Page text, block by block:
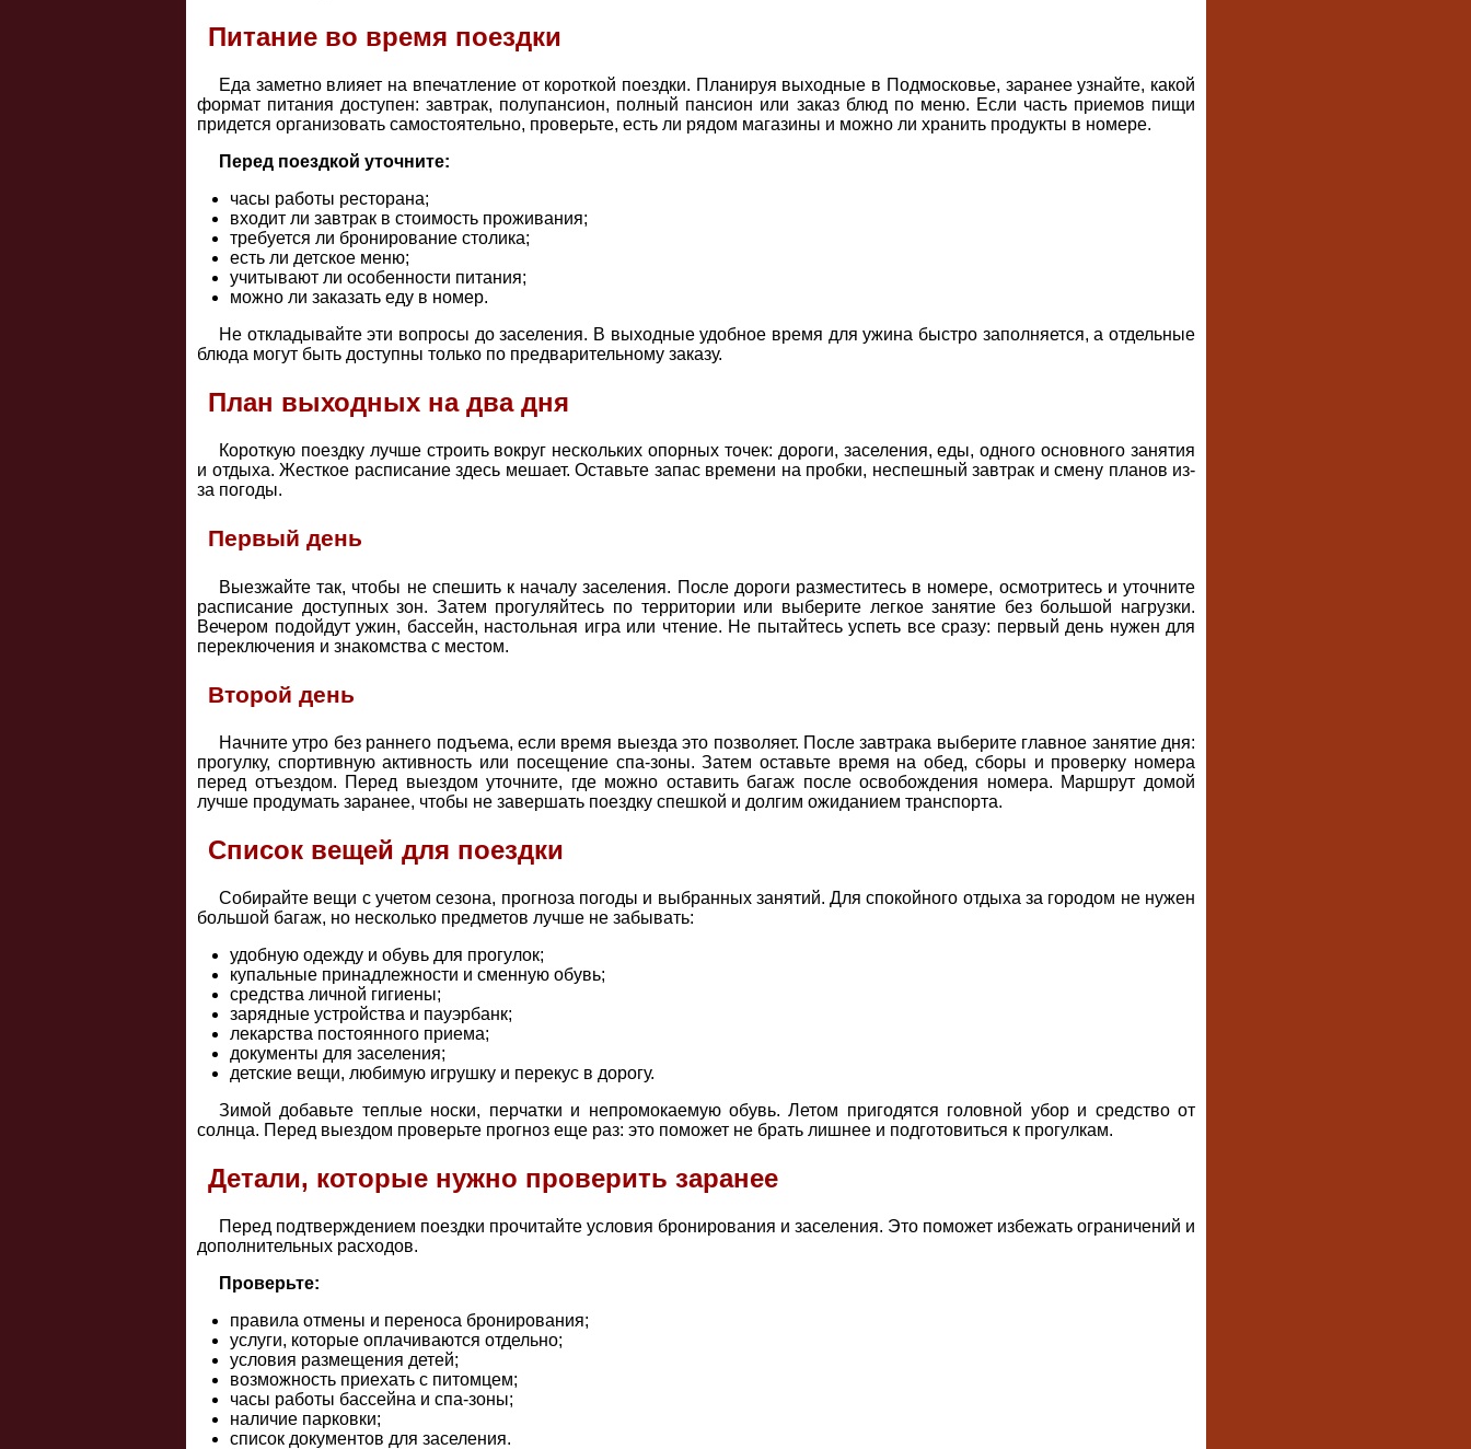
Питание во время поездки
Еда заметно влияет на впечатление от короткой поездки. Планируя выходные в Подмосковье, заранее узнайте, какой
формат питания доступен: завтрак, полупансион, полный пансион или заказ блюд по меню. Если часть приемов пищи
придется организовать самостоятельно, проверьте, есть ли рядом магазины и можно ли хранить продукты в номере.
Перед поездкой уточните:
часы работы ресторана;
входит ли завтрак в стоимость проживания;
требуется ли бронирование столика;
есть ли детское меню;
учитывают ли особенности питания;
можно ли заказать еду в номер.
Не откладывайте эти вопросы до заселения. В выходные удобное время для ужина быстро заполняется, а отдельные
блюда могут быть доступны только по предварительному заказу.
План выходных на два дня
Короткую поездку лучше строить вокруг нескольких опорных точек: дороги, заселения, еды, одного основного занятия
и отдыха. Жесткое расписание здесь мешает. Оставьте запас времени на пробки, неспешный завтрак и смену планов из-
за погоды.
Первый день
Выезжайте так, чтобы не спешить к началу заселения. После дороги разместитесь в номере, осмотритесь и уточните
расписание доступных зон. Затем прогуляйтесь по территории или выберите легкое занятие без большой нагрузки.
Вечером подойдут ужин, бассейн, настольная игра или чтение. Не пытайтесь успеть все сразу: первый день нужен для
переключения и знакомства с местом.
Второй день
Начните утро без раннего подъема, если время выезда это позволяет. После завтрака выберите главное занятие дня:
прогулку, спортивную активность или посещение спа-зоны. Затем оставьте время на обед, сборы и проверку номера
перед отъездом. Перед выездом уточните, где можно оставить багаж после освобождения номера. Маршрут домой
лучше продумать заранее, чтобы не завершать поездку спешкой и долгим ожиданием транспорта.
Список вещей для поездки
Собирайте вещи с учетом сезона, прогноза погоды и выбранных занятий. Для спокойного отдыха за городом не нужен
большой багаж, но несколько предметов лучше не забывать:
удобную одежду и обувь для прогулок;
купальные принадлежности и сменную обувь;
средства личной гигиены;
зарядные устройства и пауэрбанк;
лекарства постоянного приема;
документы для заселения;
детские вещи, любимую игрушку и перекус в дорогу.
Зимой добавьте теплые носки, перчатки и непромокаемую обувь. Летом пригодятся головной убор и средство от
солнца. Перед выездом проверьте прогноз еще раз: это поможет не брать лишнее и подготовиться к прогулкам.
Детали, которые нужно проверить заранее
Перед подтверждением поездки прочитайте условия бронирования и заселения. Это поможет избежать ограничений и
дополнительных расходов.
Проверьте:
правила отмены и переноса бронирования;
услуги, которые оплачиваются отдельно;
условия размещения детей;
возможность приехать с питомцем;
часы работы бассейна и спа-зоны;
наличие парковки;
список документов для заселения.